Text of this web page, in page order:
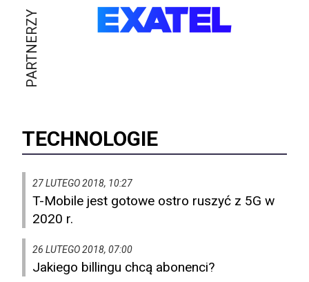
PARTNERZY
TECHNOLOGIE
27 LUTEGO 2018, 10:27
T-Mobile jest gotowe ostro ruszyć z 5G w
2020 r.
26 LUTEGO 2018, 07:00
Jakiego billingu chcą abonenci?